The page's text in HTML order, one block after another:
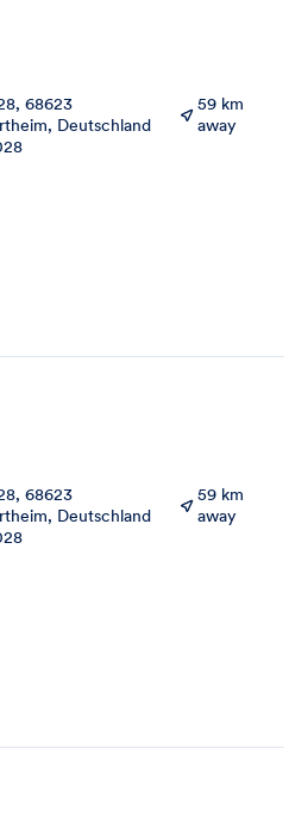
68623
Deutschland
59 km
away
68623
Deutschland
59 km
away